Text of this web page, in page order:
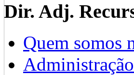
Dir. Adj.
Quem somos